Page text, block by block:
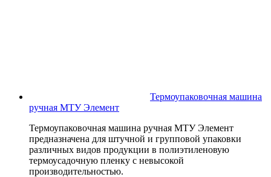
Термоупаковочная машина
ручная МТУ Элемент
Термоупаковочная машина ручная МТУ Элемент
предназначена для штучной и групповой упаковки
различных видов продукции в полиэтиленовую
термоусадочную пленку с невысокой
производительностью.